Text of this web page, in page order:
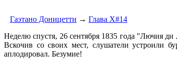
Гаэтано Доницетти → Глава X#14
Неделю спустя, 26 сентября 1835 года "Лючия
Вскочив со своих мест, слушатели устроили
аплодировал. Безумие!